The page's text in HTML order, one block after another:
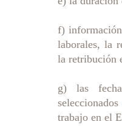
f)
laborales, la
la retribución
g) las
trabajo en el